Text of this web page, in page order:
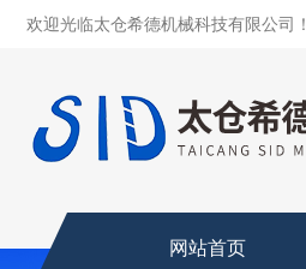
欢迎光临太仓希德机械科技有限公司！
网站首页